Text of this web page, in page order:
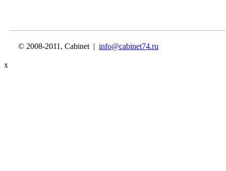
© 2008-2011, Cabinet | info@cabinet74.ru
x